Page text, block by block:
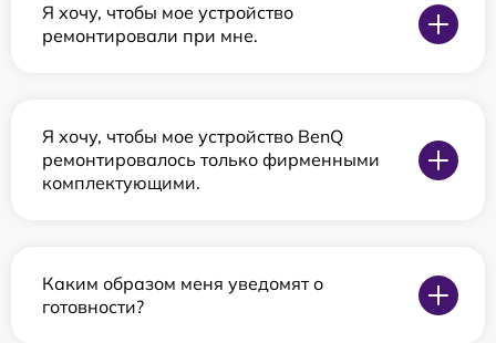
Я хочу, чтобы мое устройство
ремонтировали при мне.
Я хочу, чтобы мое устройство BenQ
ремонтировалось только фирменными
комплектующими.
Каким образом меня уведомят о
готовности?